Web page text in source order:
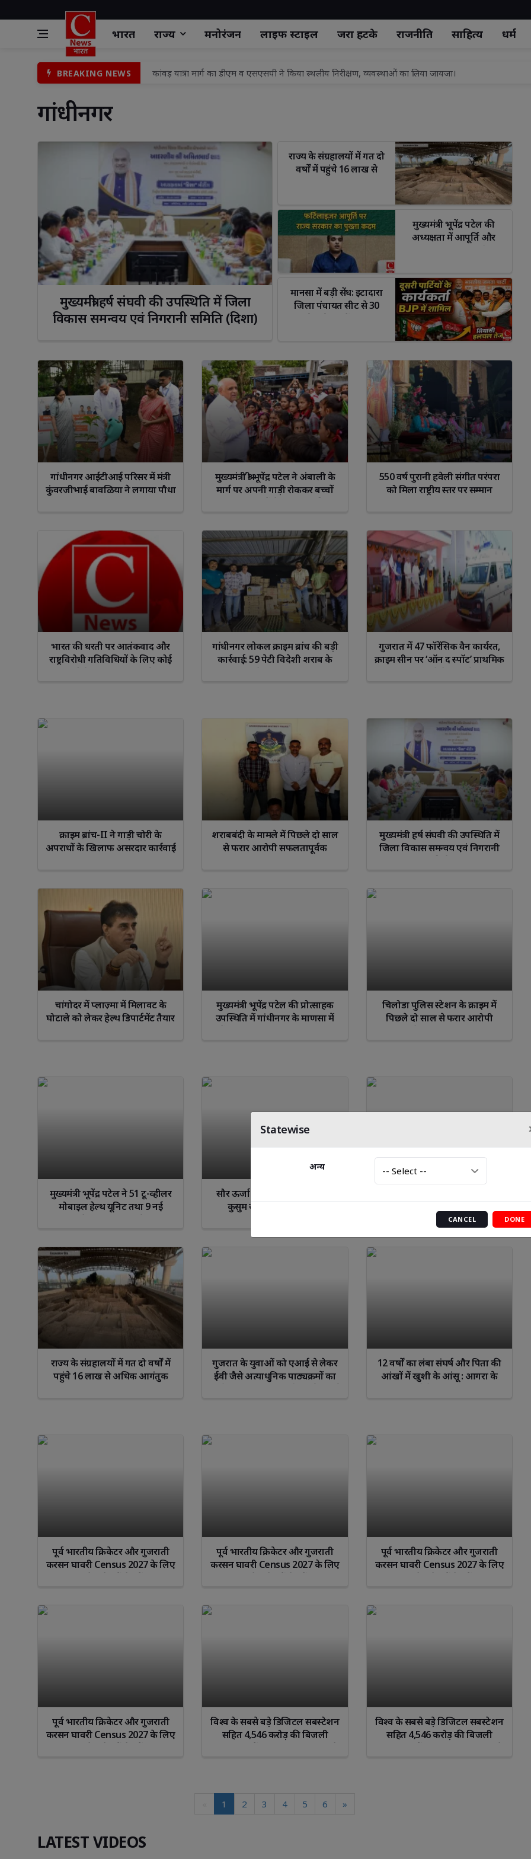
भारत राज्य मनोरंजन लाइफ स्‍टाइल जरा हटके राजनीति साहित्य धर्म
BREAKING NEWS
रामपुर रेडिको खैतान फैक्ट्री में हादसा। रामपुर रेडिको खैतान फैक्ट्री में मजदूर की हुई मौत।
प्रयागराज मे माफिया अतीक अहमद के छोटे बेटे अबाँन क़ो उसके पुस्तैनी कब्रिस्तान मे सुपुर्दे खाक
पूर्व विधायक विजय मिश्रा की पत्नी रामलली मिश्रा को हाईकोर्ट से बड़ी राहत, 10 साल की सजा पर रोक, जमानत मंजूर
विद्या, बुद्धि और विवेक से ही कार्य की सिद्धि संभव : विशाश्री माताजी
गुढ़ में ‘मुख्यमंत्री जन विश्वास अभियान’ पर ही उठे सवाल!पार्षद बोले—जनता की नहीं सुनी तो कैसा जन विश्वास?
बाढ़ प्रभावित परिवारों को दातागंज विधायक ने वितरित की राहत सामग्री।
कांवड़ यात्रा मार्ग का डीएम व एसएसपी ने किया स्थलीय निरीक्षण, व्यवस्थाओं का लिया जायजा।
गांधीनगर
मुख्यमंत्री हर्ष संघवी की उपस्थिति में जिला
विकास समन्वय एवं निगरानी समिति (दिशा)
राज्य के संग्रहालयों में गत दो
वर्षों में पहुंचे 16 लाख से
मुख्यमंत्री भूपेंद्र पटेल की
अध्यक्षता में आपूर्ति और
मानसा में बड़ी सेंध: इटादारा
जिला पंचायत सीट से 30
गांधीनगर आईटीआई परिसर में मंत्री
कुंवरजीभाई बावळिया ने लगाया पौधा
मुख्यमंत्री श्री भूपेंद्र पटेल ने अंबाली के
मार्ग पर अपनी गाड़ी रोककर बच्चों
तथा ग्रामीणों से मुलाकात की
550 वर्ष पुरानी हवेली संगीत परंपरा
को मिला राष्ट्रीय स्तर पर सम्मान
भारत की धरती पर आतंकवाद और
राष्ट्रविरोधी गतिविधियों के लिए कोई
गांधीनगर लोकल क्राइम ब्रांच की बड़ी
कार्रवाई: 59 पेटी विदेशी शराब के
गुजरात में 47 फॉरेंसिक वैन कार्यरत,
क्राइम सीन पर ‘ऑन द स्पॉट’ प्राथमिक
क्राइम ब्रांच-II ने गाड़ी चोरी के
अपराधों के खिलाफ असरदार कार्रवाई
शराबबंदी के मामले में पिछले दो साल
से फरार आरोपी सफलतापूर्वक
मुख्यमंत्री हर्ष संघवी की उपस्थिति में
जिला विकास समन्वय एवं निगरानी
चांगोदर में प्लाज़्मा में मिलावट के
घोटाले को लेकर हेल्थ डिपार्टमेंट तैयार
मुख्यमंत्री भूपेंद्र पटेल की प्रोत्साहक
उपस्थिति में गांधीनगर के माणसा में
चिलोडा पुलिस स्टेशन के क्राइम में
पिछले दो साल से फरार आरोपी
मुख्यमंत्री भूपेंद्र पटेल ने 51 टू-व्हीलर
मोबाइल हेल्थ यूनिट तथा 9 नई
मोबाइल हेल्थ यूनिट को फ्लैग ऑफ
सौर ऊर्जा ने बदला जीवन : पीएम-
कुसुम से बदल रहा है ग्रामीण
की अपील
राज्य के संग्रहालयों में गत दो वर्षों में
पहुंचे 16 लाख से अधिक आगंतुक
गुजरात के युवाओं को एआई से लेकर
ईवी जैसे अत्याधुनिक पाठ्यक्रमों का
12 वर्षों का लंबा संघर्ष और पिता की
आंखों में खुशी के आंसू : आगरा के
पूर्व भारतीय क्रिकेटर और गुजराती
करसन घावरी Census 2027 के लिए
पूर्व भारतीय क्रिकेटर और गुजराती
करसन घावरी Census 2027 के लिए
पूर्व भारतीय क्रिकेटर और गुजराती
करसन घावरी Census 2027 के लिए
पूर्व भारतीय क्रिकेटर और गुजराती
करसन घावरी Census 2027 के लिए
पब्लिक अवेयरनेस कैंपेन में शामिल
विश्व के सबसे बड़े डिजिटल सबस्टेशन
सहित 4,546 करोड़ की बिजली
परियोजनाओं का शुभारंभ, वलसाड के
विश्व के सबसे बड़े डिजिटल सबस्टेशन
सहित 4,546 करोड़ की बिजली
परियोजनाओं का शुभारंभ, वलसाड के
1 2 3 4 5 6 »
LATEST VIDEOS
Facebook WhatsApp Facebook WhatsApp Facebook WhatsApp
Scorpio Sagittarius Capricorn Aquarius
Statewise
अन्य
CANCEL DONE